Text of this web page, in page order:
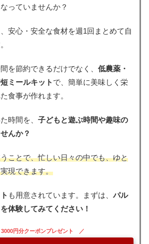
っていませんか？
安心・安全な食材を週1回まとめて自
を節約できるだけでなく、 低農薬・
ミールキット で、簡単に美味しく栄
食事が作れます。
時間を、 子どもと遊ぶ時間や趣味の
んか？
ことで、忙しい日々の中でも、ゆと
現できます。
も用意されています。まずは、 パル
体験してみてください！
3000円分クーポンプレゼント